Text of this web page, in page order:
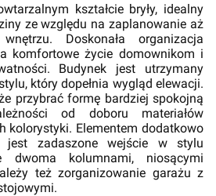
kształcie bryły, idealny
ze względu na zaplanowanie aż
Doskonała organizacja
komfortowe życie domownikom i
Budynek jest utrzymany
który dopełnia wygląd elewacji.
przybrać formę bardziej spokojną
od doboru materiałów
kolorystyki. Elementem dodatkowo
jest zadaszone wejście w stylu
dwoma kolumnami, niosącymi
też zorganizowanie garażu z